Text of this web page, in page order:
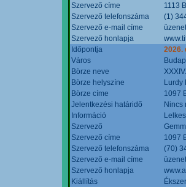
Szervező címe
1113
Szervező telefonszáma
(1)
Szervező e-mail címe
Szervező honlapja
Időpontja
2026.
Város
Börze neve
Börze helyszíne
Lurdy
Börze címe
1097
Jelentkezési határidő
Nincs
Információ
Szervező
Szervező címe
1097
Szervező telefonszáma
(70)
Szervező e-mail címe
Szervező honlapja
Kiállítás